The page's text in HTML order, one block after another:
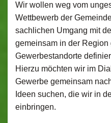
Wir wollen weg vom
Wettbewerb der
sachlichen Umgang mit
gemeinsam in der Region
Gewerbestandorte
Hierzu möchten wir im
Gewerbe gemeinsam
Ideen suchen, die wir in
einbringen.